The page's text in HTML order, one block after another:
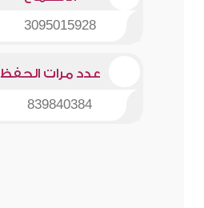
3095015928
عدد مرات الحفظ
839840384